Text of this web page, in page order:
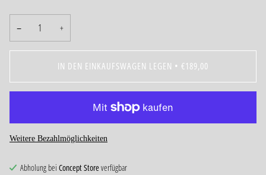
− +
IN DEN EINKAUFSWAGEN LEGEN • €189,00
Weitere Bezahlmöglichkeiten
Abholung bei Concept Storeverfügbar